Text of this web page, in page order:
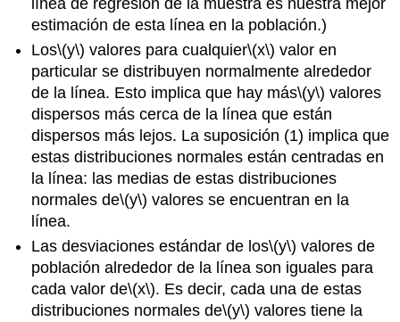
estimación de esta línea en la población.)
Los\(y\) valores para cualquier\(x\) valor en
particular se distribuyen normalmente alrededor
de la línea. Esto implica que hay más\(y\) valores
dispersos más cerca de la línea que están
dispersos más lejos. La suposición (1) implica que
estas distribuciones normales están centradas en
la línea: las medias de estas distribuciones
normales de\(y\) valores se encuentran en la
línea.
Las desviaciones estándar de los\(y\) valores de
población alrededor de la línea son iguales para
cada valor de\(x\). Es decir, cada una de estas
distribuciones normales de\(y\) valores tiene la